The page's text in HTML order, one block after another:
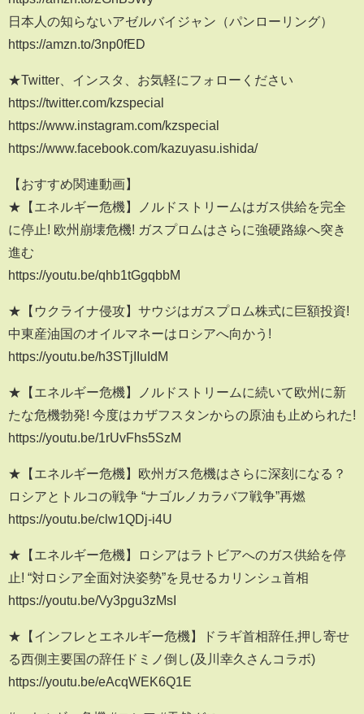
日本人の知らないアゼルバイジャン（パンローリング）
https://amzn.to/3np0fED
★Twitter、インスタ、お気軽にフォローください
https://twitter.com/kzspecial
https://www.instagram.com/kzspecial
https://www.facebook.com/kazuyasu.ishida/
【おすすめ関連動画】
★【エネルギー危機】ノルドストリームはガス供給を完全
に停止! 欧州崩壊危機! ガスプロムはさらに強硬路線へ突き
進む
https://youtu.be/qhb1tGgqbbM
★【ウクライナ侵攻】サウジはガスプロム株式に巨額投資!
中東産油国のオイルマネーはロシアへ向かう!
https://youtu.be/h3STjIIuIdM
★【エネルギー危機】ノルドストリームに続いて欧州に新
たな危機勃発! 今度はカザフスタンからの原油も止められた!
https://youtu.be/1rUvFhs5SzM
★【エネルギー危機】欧州ガス危機はさらに深刻になる？
ロシアとトルコの戦争 “ナゴルノカラバフ戦争”再燃
https://youtu.be/clw1QDj-i4U
★【エネルギー危機】ロシアはラトビアへのガス供給を停
止! “対ロシア全面対決姿勢”を見せるカリンシュ首相
https://youtu.be/Vy3pgu3zMsI
★【インフレとエネルギー危機】ドラギ首相辞任,押し寄せ
る西側主要国の辞任ドミノ倒し(及川幸久さんコラボ)
https://youtu.be/eAcqWEK6Q1E